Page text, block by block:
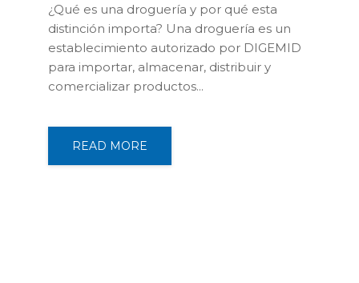
¿Qué es una droguería y por qué esta
distinción importa? Una droguería es un
establecimiento autorizado por DIGEMID
para importar, almacenar, distribuir y
comercializar productos...
READ MORE